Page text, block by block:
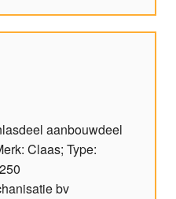
aanbouwdeel
Claas; Type:
bv